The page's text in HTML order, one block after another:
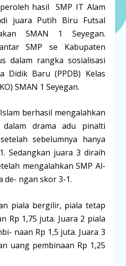
hasil SMP IT Alam
juara Putih Biru Futsal
SMAN 1 Seyegan.
SMP se Kabupaten
dalam rangka sosialisasi
Didik Baru (PPDB) Kelas
SMAN 1 Seyegan.
berhasil mengalahkan
dalam drama adu pinalti
sebelumnya hanya
Sedangkan juara 3 diraih
mengalahkan SMP Al-
de- ngan skor 3-1.
piala bergilir, piala tetap
Rp 1,75 juta. Juara 2 piala
naan Rp 1,5 juta. Juara 3
uang pembinaan Rp 1,25